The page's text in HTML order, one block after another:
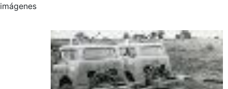
imágenes